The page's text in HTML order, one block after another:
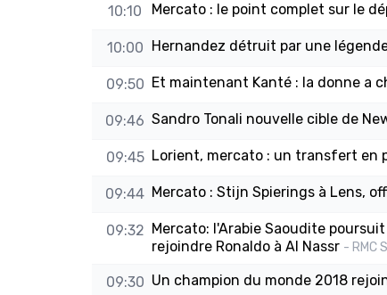
10:10 Mercato : le point complet sur le
10:00 Hernandez détruit par une
09:50 Et maintenant Kanté : la donne a
09:46 Sandro Tonali nouvelle cible de
09:45 Lorient, mercato : un transfert en
09:44 Mercato : Stijn Spierings à Lens,
09:32 Mercato: l'Arabie Saoudite
rejoindre Ronaldo à Al Nassr - RMC
09:30 Un champion du monde 2018